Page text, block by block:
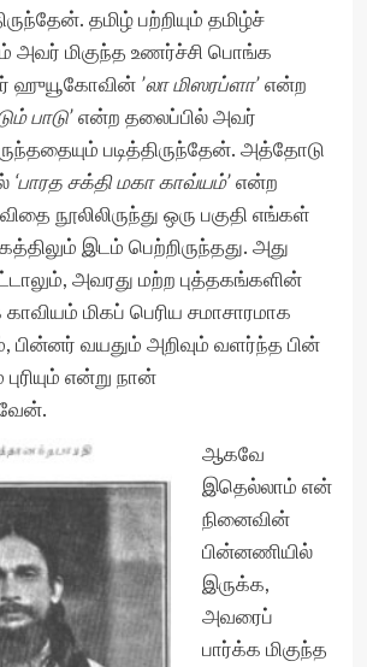
தமிழ் பற்றியும் தமிழ்ச்
அவர் மிகுந்த உணர்ச்சி பொங்க
ஹுயூகோவின்’லா மிஸரப்ளா’ என்ற
பாடு’ என்ற தலைப்பில் அவர்
படித்திருந்தேன். அத்தோடு
‘பாரத சக்தி மகா காவ்யம்’ என்ற
நூலிலிருந்து ஒரு பகுதி எங்கள்
இடம் பெற்றிருந்தது. அது
அவரது மற்ற புத்தகங்களின்
மிகப் பெரிய சமாசாரமாக
பின்னர் வயதும் அறிவும் வளர்ந்த பின்
என்று நான்
ஆகவே
இதெல்லாம் என்
நினைவின்
பின்னணியில்
இருக்க,
அவரைப்
பார்க்க மிகுந்த